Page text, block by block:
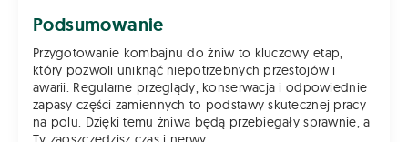
Podsumowanie
Przygotowanie kombajnu do żniw to kluczowy etap,
który pozwoli uniknąć niepotrzebnych przestojów i
awarii. Regularne przeglądy, konserwacja i odpowiednie
zapasy części zamiennych to podstawy skutecznej pracy
na polu. Dzięki temu żniwa będą przebiegały sprawnie, a